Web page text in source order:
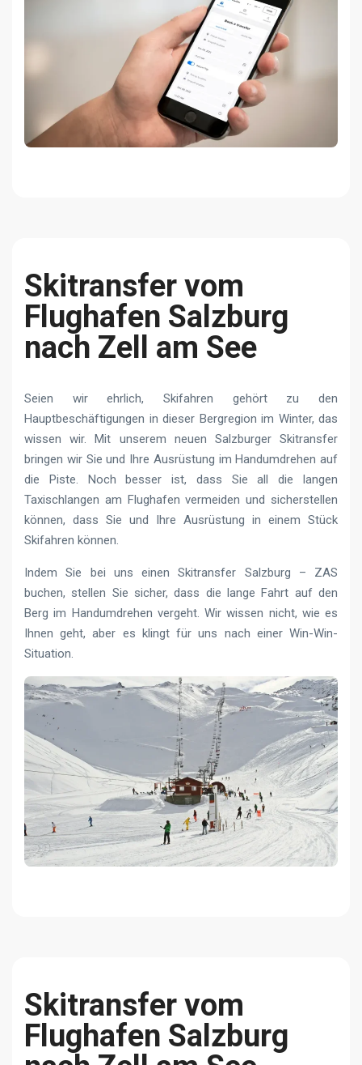
Skitransfer vom
Flughafen Salzburg
nach Zell am See
Seien wir ehrlich, Skifahren gehört zu den
Hauptbeschäftigungen in dieser Bergregion im Winter, das
wissen wir. Mit unserem neuen Salzburger Skitransfer
bringen wir Sie und Ihre Ausrüstung im Handumdrehen auf
die Piste. Noch besser ist, dass Sie all die langen
Taxischlangen am Flughafen vermeiden und sicherstellen
können, dass Sie und Ihre Ausrüstung in einem Stück
Skifahren können.
Indem Sie bei uns einen Skitransfer Salzburg – ZAS
buchen, stellen Sie sicher, dass die lange Fahrt auf den
Berg im Handumdrehen vergeht. Wir wissen nicht, wie es
Ihnen geht, aber es klingt für uns nach einer Win-Win-
Situation.
Skitransfer vom
Flughafen Salzburg